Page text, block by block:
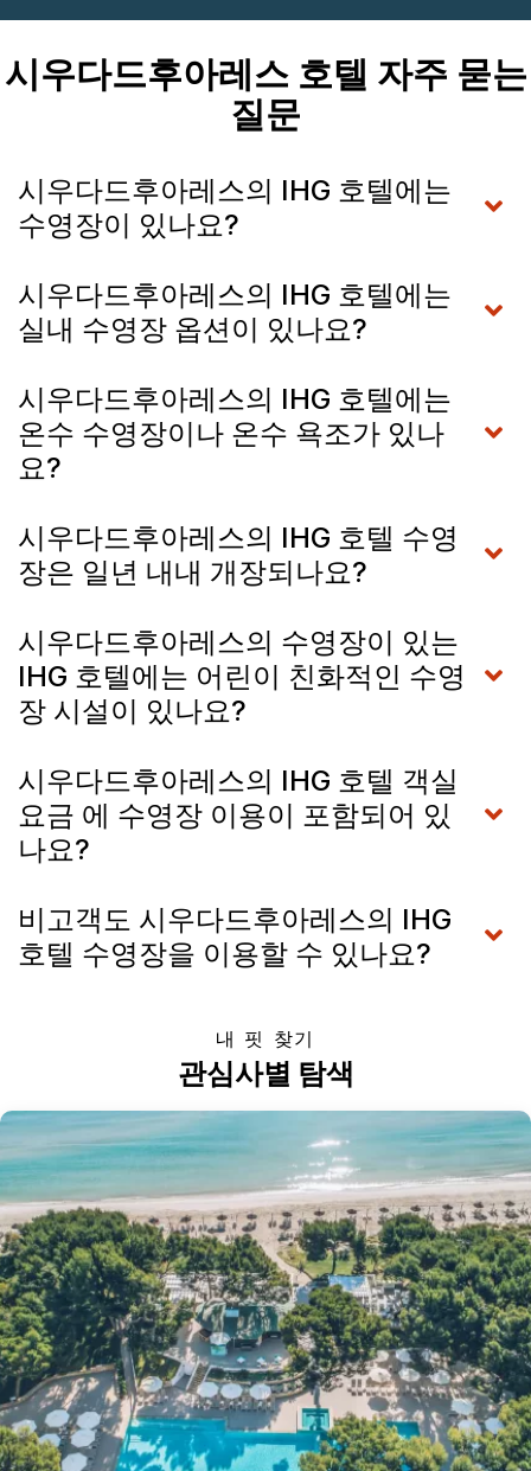
시우다드후아레스 호텔 자주 묻는
질문
시우다드후아레스의 IHG 호텔에는
수영장이 있나요?
시우다드후아레스의 IHG 호텔에는
실내 수영장 옵션이 있나요?
시우다드후아레스의 IHG 호텔에는
온수 수영장이나 온수 욕조가 있나
요?
시우다드후아레스의 IHG 호텔 수영
장은 일년 내내 개장되나요?
시우다드후아레스의 수영장이 있는
IHG 호텔에는 어린이 친화적인 수영
장 시설이 있나요?
시우다드후아레스의 IHG 호텔 객실
요금 에 수영장 이용이 포함되어 있
나요?
비고객도 시우다드후아레스의 IHG
호텔 수영장을 이용할 수 있나요?
내 핏 찾기
관심사별 탐색